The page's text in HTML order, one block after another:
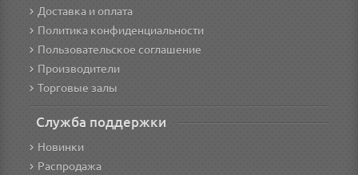
Доставка и оплата
Политика конфиденциальности
Пользовательское соглашение
Производители
Торговые залы
Служба поддержки
Новинки
Распродажа